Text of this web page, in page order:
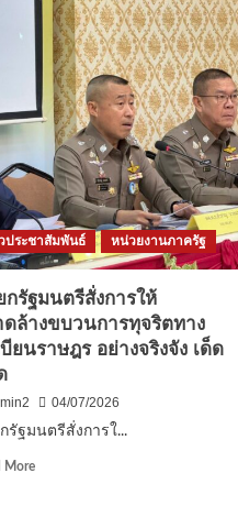
ประชาสัมพันธ์ หน่วยงานภาครัฐ
กรัฐมนตรีสั่งการให้
ดล้างขบวนการทุจริตทาง
ยนราษฎร อย่างจริงจัง เด็ด
04/07/2026
รัฐมนตรีสั่งการใ...
MoreRead